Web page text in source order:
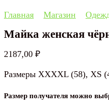
Главная Магазин
Майка женская
2187,00 ₽
Размеры XXXXL (58), XS
Размер получателя можно